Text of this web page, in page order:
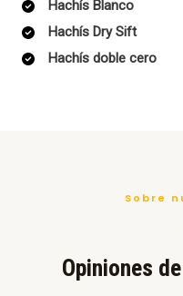
Hachís Blanco
Hachís Dry Sift
Hachís doble cero
Sobre
Opiniones